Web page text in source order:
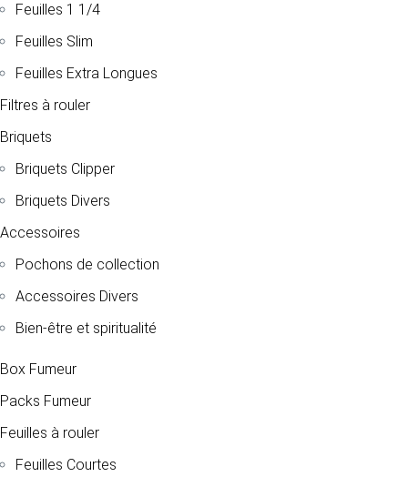
Feuilles 1 1/4
Feuilles Slim
Feuilles Extra Longues
Filtres à rouler
Briquets
Briquets Clipper
Briquets Divers
Accessoires
Pochons de collection
Accessoires Divers
Bien-être et spiritualité
Box Fumeur
Packs Fumeur
Feuilles à rouler
Feuilles Courtes